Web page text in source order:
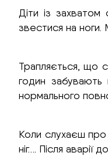
Діти із
звестися на ноги.
Трапляється, що
годин
нормального
Коли слухаєш
ніг…. Після